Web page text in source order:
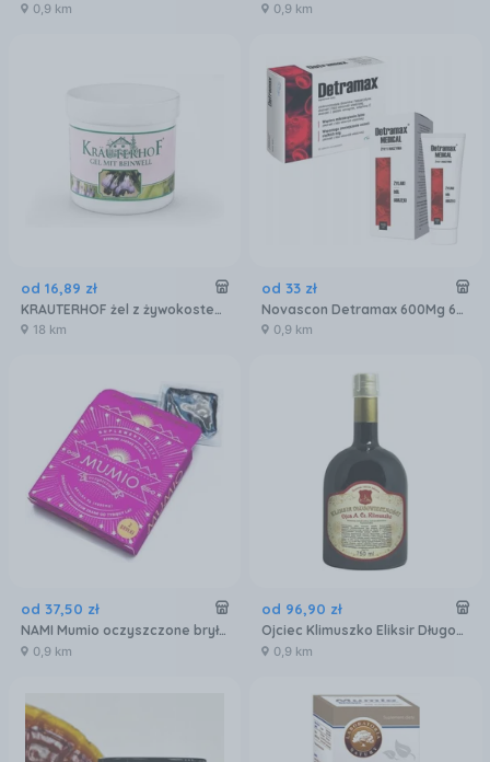
0,9 km 0,9 km
od 16,89 zł
KRAUTERHOF żel z żywokostem 250ml
18 km
od 33 zł
Novascon Detramax 600Mg 60Tabl Powlekanych + Medical Żyły I Naczynia Żel 100ml
0,9 km
od 37,50 zł
NAMI Mumio oczyszczone bryłka 2X5g
0,9 km
od 96,90 zł
Ojciec Klimuszko Eliksir Długowieczności 750ml
0,9 km